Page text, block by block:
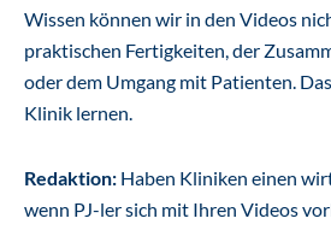
Wissen können wir in den Videos
praktischen Fertigkeiten, der
oder dem Umgang mit Patienten.
Klinik lernen.
Redaktion: Haben Kliniken einen
wenn PJ-ler sich mit Ihren Videos